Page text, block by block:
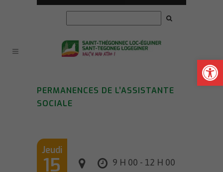
Ouvrir
PERMANENCES DE L’ASSISTANTE
SOCIALE
Jeudi
15 9 H 00 - 12 H 00